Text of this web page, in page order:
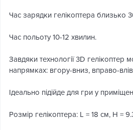
Час зарядки гелікоптера близько
Час польоту 10-12 хвилин.
Завдяки технології 3D гелікоптер
напрямках: вгору-вниз, вправо-
Ідеально підійде для гри у
Розмір гелікоптера: L = 18 см, H =